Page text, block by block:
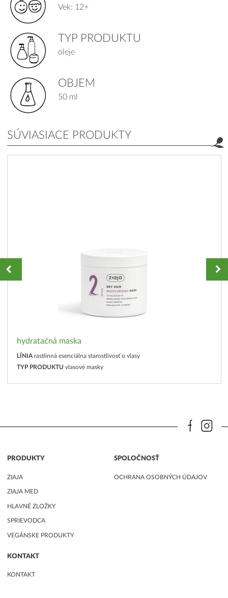
Vek: 12+
TYP PRODUKTU
oleje
OBJEM
50 ml
SÚVIASIACE PRODUKTY
hydratačná maska
LÍNIA rastlinná esenciálna starostlivosť o vlasy
TYP PRODUKTU vlasové masky
PRODUKTY
ZIAJA
ZIAJA MED
HLAVNÉ ZLOŽKY
SPRIEVODCA
VEGÁNSKE PRODUKTY
SPOLOČNOSŤ
OCHRANA OSOBNÝCH ÚDAJOV
KONTAKT
KONTAKT